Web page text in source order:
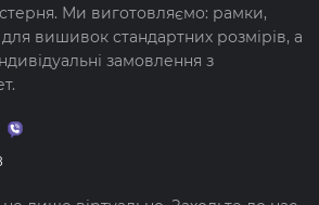
Ми виготовляємо: рамки,
вишивок стандартних розмірів, а
замовлення з